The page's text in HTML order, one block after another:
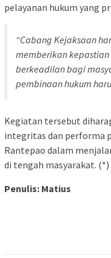
pelayanan hukum yang
“Cabang Kejaksaan
memberikan
berkeadilan bagi
pembinaan hukum
Kegiatan tersebut
integritas dan performa
Rantepao dalam
di tengah masyarakat. (*)
Penulis: Matius